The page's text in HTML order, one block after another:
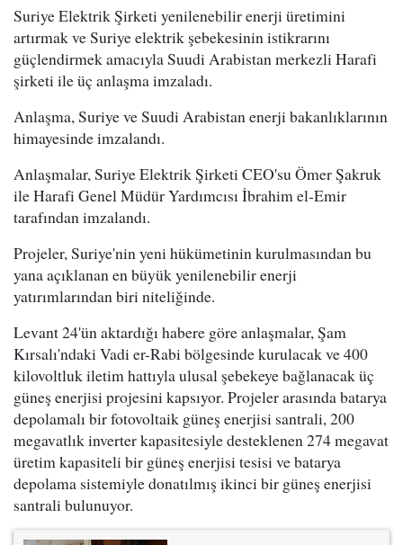
Suriye Elektrik Şirketi yenilenebilir enerji üretimini
artırmak ve Suriye elektrik şebekesinin istikrarını
güçlendirmek amacıyla Suudi Arabistan merkezli Harafi
şirketi ile üç anlaşma imzaladı.
Anlaşma, Suriye ve Suudi Arabistan enerji bakanlıklarının
himayesinde imzalandı.
Anlaşmalar, Suriye Elektrik Şirketi CEO'su Ömer Şakruk
ile Harafi Genel Müdür Yardımcısı İbrahim el-Emir
tarafından imzalandı.
Projeler, Suriye'nin yeni hükümetinin kurulmasından bu
yana açıklanan en büyük yenilenebilir enerji
yatırımlarından biri niteliğinde.
Levant 24'ün aktardığı habere göre anlaşmalar, Şam
Kırsalı'ndaki Vadi er-Rabi bölgesinde kurulacak ve 400
kilovoltluk iletim hattıyla ulusal şebekeye bağlanacak üç
güneş enerjisi projesini kapsıyor. Projeler arasında batarya
depolamalı bir fotovoltaik güneş enerjisi santrali, 200
megavatlık inverter kapasitesiyle desteklenen 274 megavat
üretim kapasiteli bir güneş enerjisi tesisi ve batarya
depolama sistemiyle donatılmış ikinci bir güneş enerjisi
santrali bulunuyor.